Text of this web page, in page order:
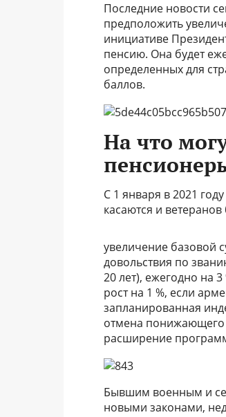
Последние новости
предположить
инициативе
пенсию. Она будет
определенных для
баллов.
На что
С 1 января в 2021
касаются и
увеличение базовой
довольствия по
20 лет), ежегодно на 3
рост на 1 %, если
запланированная
отмена понижающего
расширение
Бывшим военным и
новыми законами,